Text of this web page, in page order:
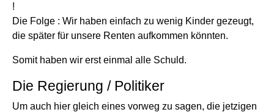
!
Die Folge : Wir haben einfach zu wenig Kinder gezeugt,
die später für unsere Renten aufkommen könnten.
Somit haben wir erst einmal alle Schuld.
Die Regierung / Politiker
Um auch hier gleich eines vorweg zu sagen, die jetzigen